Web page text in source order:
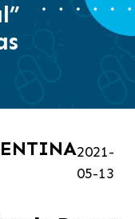
2021-
05-13